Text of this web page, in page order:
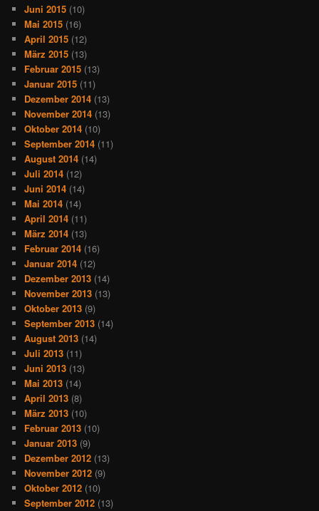
Juni 2015 (10)
Mai 2015 (16)
April 2015 (12)
März 2015 (13)
Februar 2015 (13)
Januar 2015 (11)
Dezember 2014 (13)
November 2014 (13)
Oktober 2014 (10)
September 2014 (11)
August 2014 (14)
Juli 2014 (12)
Juni 2014 (14)
Mai 2014 (14)
April 2014 (11)
März 2014 (13)
Februar 2014 (16)
Januar 2014 (12)
Dezember 2013 (14)
November 2013 (13)
Oktober 2013 (9)
September 2013 (14)
August 2013 (14)
Juli 2013 (11)
Juni 2013 (13)
Mai 2013 (14)
April 2013 (8)
März 2013 (10)
Februar 2013 (10)
Januar 2013 (9)
Dezember 2012 (13)
November 2012 (9)
Oktober 2012 (10)
September 2012 (13)